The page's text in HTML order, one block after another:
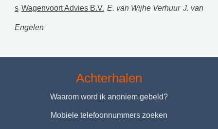
s Wagenvoort Advies B.V. E. van Wijhe Verhuur J. van
Engelen
Achterhalen
Waarom word ik anoniem gebeld?
Mobiele telefoonnummers zoeken